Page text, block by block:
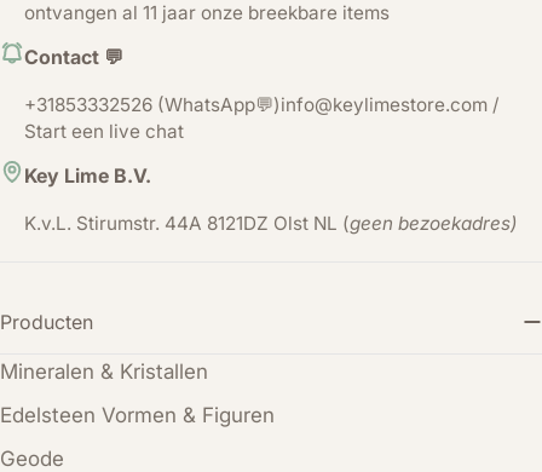
ontvangen al 11 jaar onze breekbare items
Contact 💬
+31853332526 (WhatsApp💬)info@keylimestore.com /
Start een live chat
Key Lime B.V.
K.v.L. Stirumstr. 44A 8121DZ Olst NL (geen bezoekadres)
Producten
Mineralen & Kristallen
Edelsteen Vormen & Figuren
Geode